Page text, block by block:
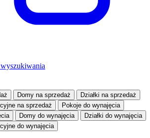
Domy na sprzedaż Działki na sprzedaż
na sprzedaż Pokoje do wynajęcia
Domy do wynajęcia Działki do wynajęcia
do wynajęcia